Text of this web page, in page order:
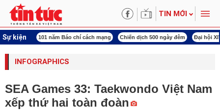
TIN MỚI
Sự kiện
mạng Chiến dịch 500 ngày đêm Đại hội XIV Công đoàn Việt Nam
INFOGRAPHICS
SEA Games 33: Taekwondo Việt Nam
xếp thứ hai toàn đoàn